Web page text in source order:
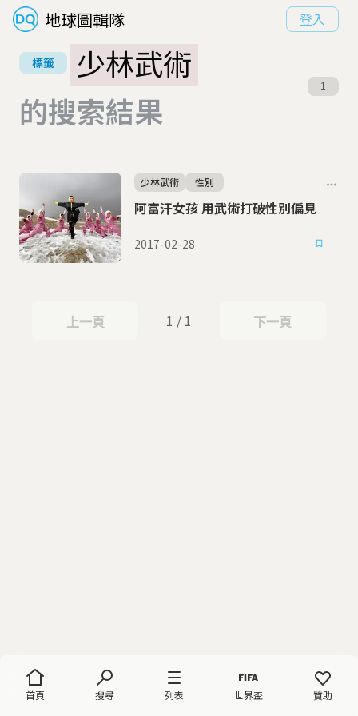
地球圖輯隊 登入
首頁 搜尋 列表 世界盃 贊助
標籤
少林武術
的搜索結果
1
阿富汗女孩 用武術打破性別偏見
少林武術 性別
2017-02-28
上一頁
上一頁 1 / 1 下一頁
下一頁